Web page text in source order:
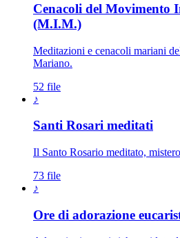
Cenacoli del Movimento
(M.I.M.)
Meditazioni e cenacoli mariani
Mariano.
52 file
♪
Santi Rosari meditati
Il Santo Rosario meditato,
73 file
♪
Ore di adorazione